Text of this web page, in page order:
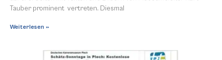
Tauber prominent vertreten. Diesmal
Weiterlesen »